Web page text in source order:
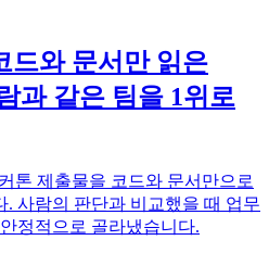
드와 문서만 읽은
과 같은 팀을 1위로
톤 제출물을 코드와 문서만으로
사람의 판단과 비교했을 때 업무
정적으로 골라냈습니다.